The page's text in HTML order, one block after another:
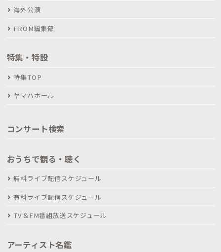
海外公演
FROM編集部
特集・特設
特集TOP
ヤマハホール
コンサート検索
おうちで観る・聴く
無料ライブ配信スケジュール
有料ライブ配信スケジュール
TV＆FM番組放送スケジュール
アーティスト名鑑